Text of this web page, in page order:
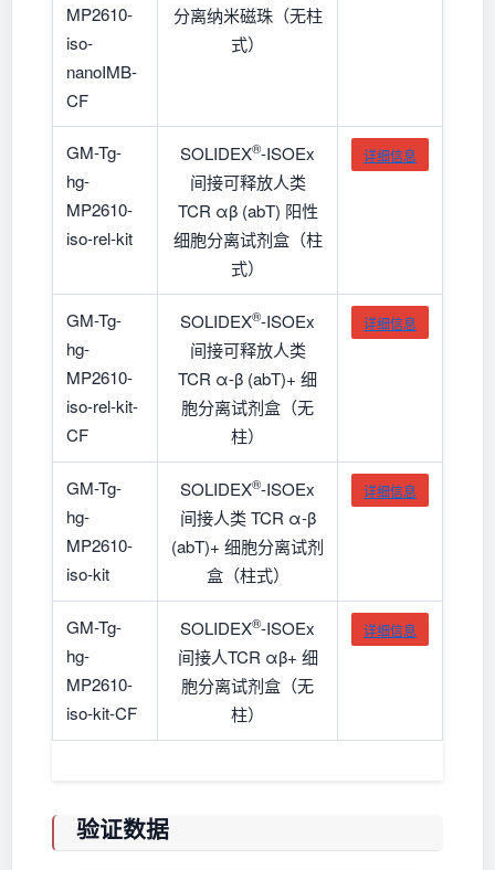
MP2610-
iso-
nanoIMB-
CF
分离纳米磁珠（无柱
式）
GM-Tg-
hg-
MP2610-
iso-rel-kit
SOLIDEX®-ISOEx
间接可释放人类
TCR αβ (abT) 阳性
细胞分离试剂盒（柱
式）
详细信息
GM-Tg-
hg-
MP2610-
iso-rel-kit-
CF
SOLIDEX®-ISOEx
间接可释放人类
TCR α-β (abT)+ 细
胞分离试剂盒（无
柱）
详细信息
GM-Tg-
hg-
MP2610-
iso-kit
SOLIDEX®-ISOEx
间接人类 TCR α-β
(abT)+ 细胞分离试剂
盒（柱式）
详细信息
GM-Tg-
hg-
MP2610-
iso-kit-CF
SOLIDEX®-ISOEx
间接人TCR αβ+ 细
胞分离试剂盒（无
柱）
详细信息
验证数据